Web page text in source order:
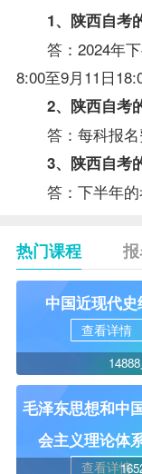
1、陕西自考
答：2024年
8:00至9月11日
2、陕西自考
答：每科报名
3、陕西自考
答：下半年的
热门课程
中国近现代史
查看详情
毛泽东思想和中
会主义理论体
查看详情